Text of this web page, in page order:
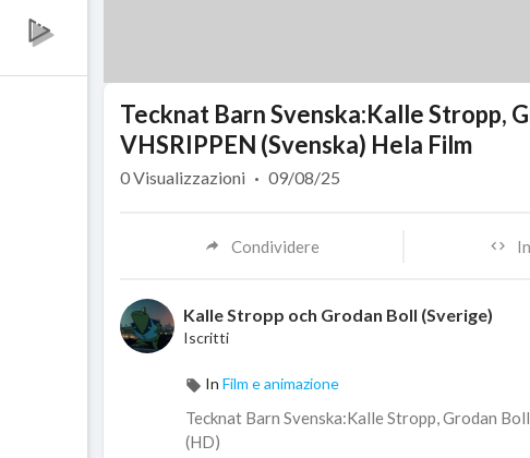
Tecknat Barn Svenska:Kalle Stropp,
VHSRIPPEN (Svenska) Hela Film
0Visualizzazioni · 09/08/25
Condividere
Kalle Stropp och Grodan Boll (Sverige)
Iscritti
In Film e animazione
⁣Tecknat Barn Svenska:Kalle Stropp, Grodan
(HD)